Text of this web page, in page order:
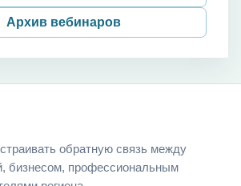
Архив вебинаров
обратную связь между
бизнесом, профессиональным